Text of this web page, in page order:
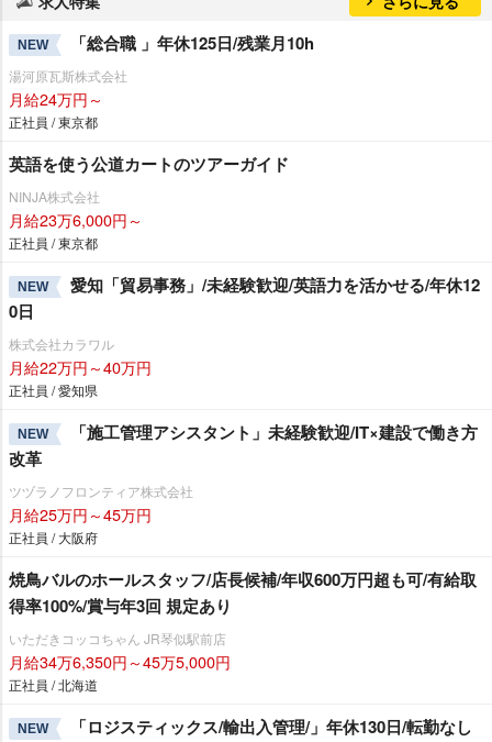
NEW 「総合職 」年休125日/残業月10h
湯河原瓦斯株式会社
月給24万円～
正社員 / 東京都
英語を使う公道カートのツアーガイド
NINJA株式会社
月給23万6,000円～
正社員 / 東京都
NEW
愛知「貿易事務」/未経験歓迎/英語力を活かせる/年休12
0日
株式会社カラワル
月給22万円～40万円
正社員 / 愛知県
NEW
「施工管理アシスタント」未経験歓迎/IT×建設で働き方
改革
ツヅラノフロンティア株式会社
月給25万円～45万円
正社員 / 大阪府
焼鳥バルのホールスタッフ/店長候補/年収600万円超も可/有給取
得率100%/賞与年3回 規定あり
いただきコッコちゃん JR琴似駅前店
月給34万6,350円～45万5,000円
正社員 / 北海道
NEW 「ロジスティックス/輸出入管理/」年休130日/転勤なし